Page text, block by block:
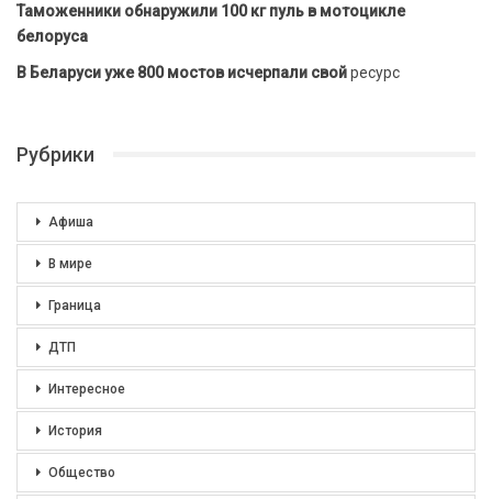
Таможенники обнаружили 100 кг пуль в мотоцикле
белоруса
В Беларуси уже 800 мостов исчерпали свойресурс
Рубрики
Афиша
В мире
Граница
ДТП
Интересное
История
Общество